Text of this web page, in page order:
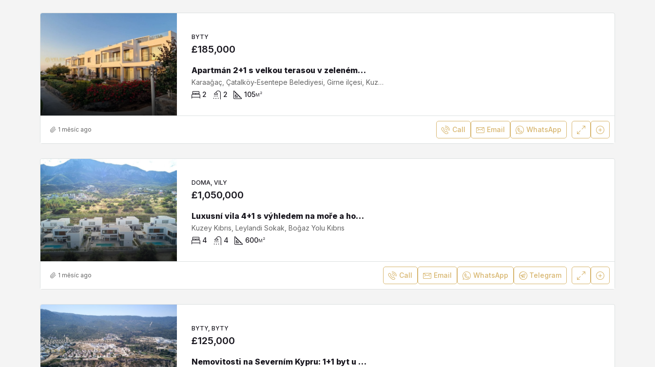
BYTY
£185,000
Apartmán 2+1 s velkou terasou v zeleném Site blízko moře SA-2-0501
Karaağaç, Çatalköy-Esentepe Belediyesi, Girne ilçesi, Kuzey Kıbrıs, 99410, Κύπρος - Kıbrıs
2
2 105м²
1 měsíc ago Call Email WhatsApp
DOMA, VILY
£1,050,000
Luxusní vila 4+1 s výhledem na moře a hory v Kaizen — exkluzivní nemovitost na Severním Kypru SV-41131
Kuzey Kıbrıs, Leylandi Sokak, Boğaz Yolu Kıbrıs
4
4 600м²
1 měsíc ago Call Email WhatsApp Telegram
BYTY, BYTY
£125,000
Nemovitosti na Severním Kypru: 1+1 byt u moře v Sunset Bay v Bahceli SA-1-0188